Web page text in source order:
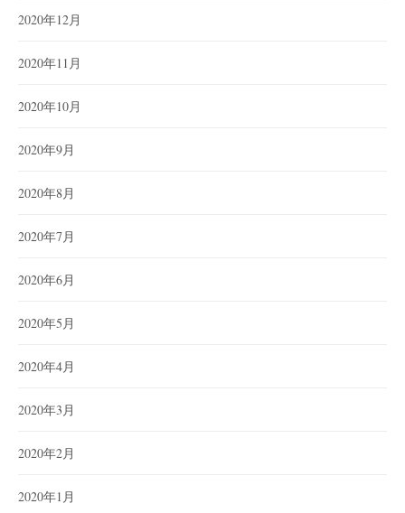
2020年12月
2020年11月
2020年10月
2020年9月
2020年8月
2020年7月
2020年6月
2020年5月
2020年4月
2020年3月
2020年2月
2020年1月